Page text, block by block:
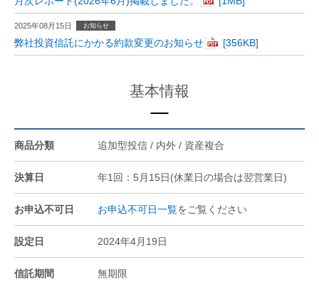
2025年08月15日 お知らせ
弊社投資信託にかかる約款変更のお知らせ
基本情報
商品分類 追加型投信 / 内外 / 資産複合
決算日 年1回：5月15日(休業日の場合は翌営業日)
お申込不可日 お申込不可日一覧をご覧ください
設定日 2024年4月19日
信託期間 無期限